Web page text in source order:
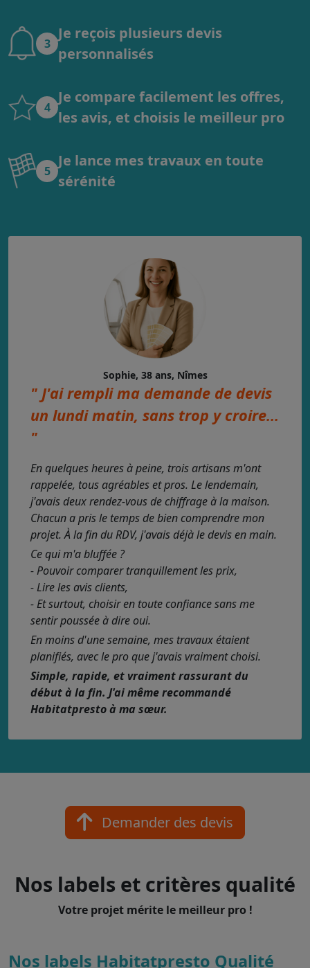
3
Je reçois plusieurs devis
personnalisés
4
Je compare facilement les offres,
les avis, et choisis le meilleur pro
5
Je lance mes travaux en toute
sérénité
Sophie, 38 ans, Nîmes
" J'ai rempli ma demande de devis
un lundi matin, sans trop y croire...
"
En quelques heures à peine, trois artisans m'ont
rappelée, tous agréables et pros. Le lendemain,
j'avais deux rendez-vous de chiffrage à la maison.
Chacun a pris le temps de bien comprendre mon
projet. À la fin du RDV, j'avais déjà le devis en main.
Ce qui m'a bluffée ?
- Pouvoir comparer tranquillement les prix,
- Lire les avis clients,
- Et surtout, choisir en toute confiance sans me
sentir poussée à dire oui.
En moins d'une semaine, mes travaux étaient
planifiés, avec le pro que j'avais vraiment choisi.
Simple, rapide, et vraiment rassurant du
début à la fin. J'ai même recommandé
Habitatpresto à ma sœur.
Demander des devis
Nos labels et critères qualité
Votre projet mérite le meilleur pro !
Nos labels Habitatpresto Qualité